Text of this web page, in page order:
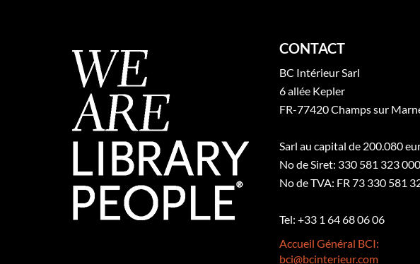
CONTACT
BC Intérieur Sarl
6 allée Kepler
FR-77420 Champs sur
Sarl au capital de 200.080
No de Siret: 330 581 323
No de TVA: FR 73 330 581
Tel: +33 1 64 68 06 06
Accueil Général BCI:
bci@bcinterieur.com